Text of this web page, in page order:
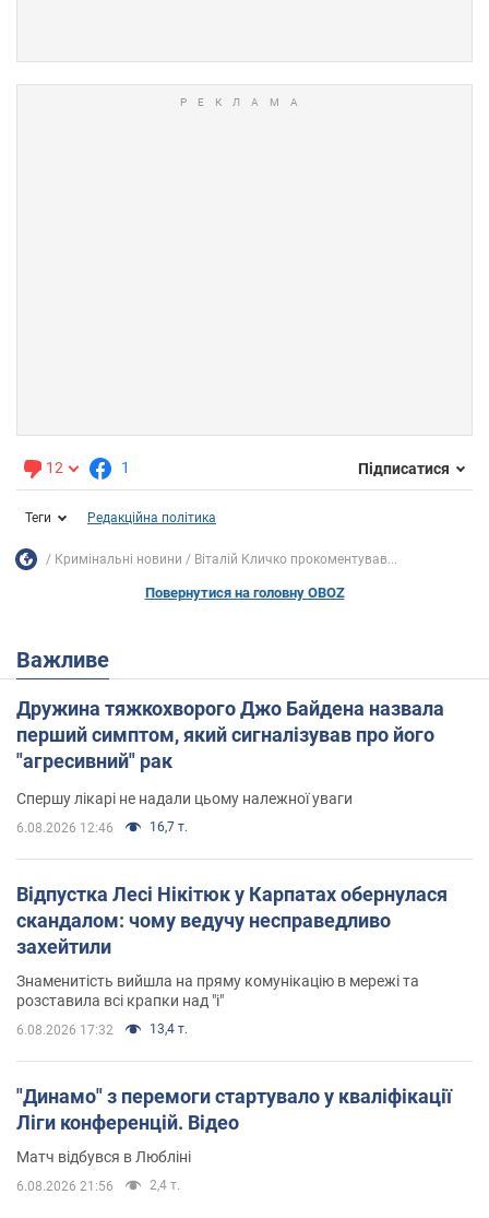
12 1 Підписатися
Теги Редакційна політика
Кримінальні новини Віталій Кличко прокоментував...
Повернутися на головну OBOZ
Важливе
Дружина тяжкохворого Джо Байдена назвала
перший симптом, який сигналізував про його
"агресивний" рак
Спершу лікарі не надали цьому належної уваги
6.08.2026 12:46 16,7 т.
Відпустка Лесі Нікітюк у Карпатах обернулася
скандалом: чому ведучу несправедливо
захейтили
Знаменитість вийшла на пряму комунікацію в мережі та
розставила всі крапки над "і"
6.08.2026 17:32 13,4 т.
"Динамо" з перемоги стартувало у кваліфікації
Ліги конференцій. Відео
Матч відбувся в Любліні
6.08.2026 21:56 2,4 т.